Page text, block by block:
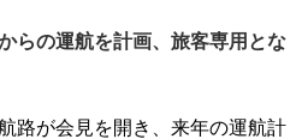
らの運航を計画、旅客専用とな
路が会見を開き、来年の運航計